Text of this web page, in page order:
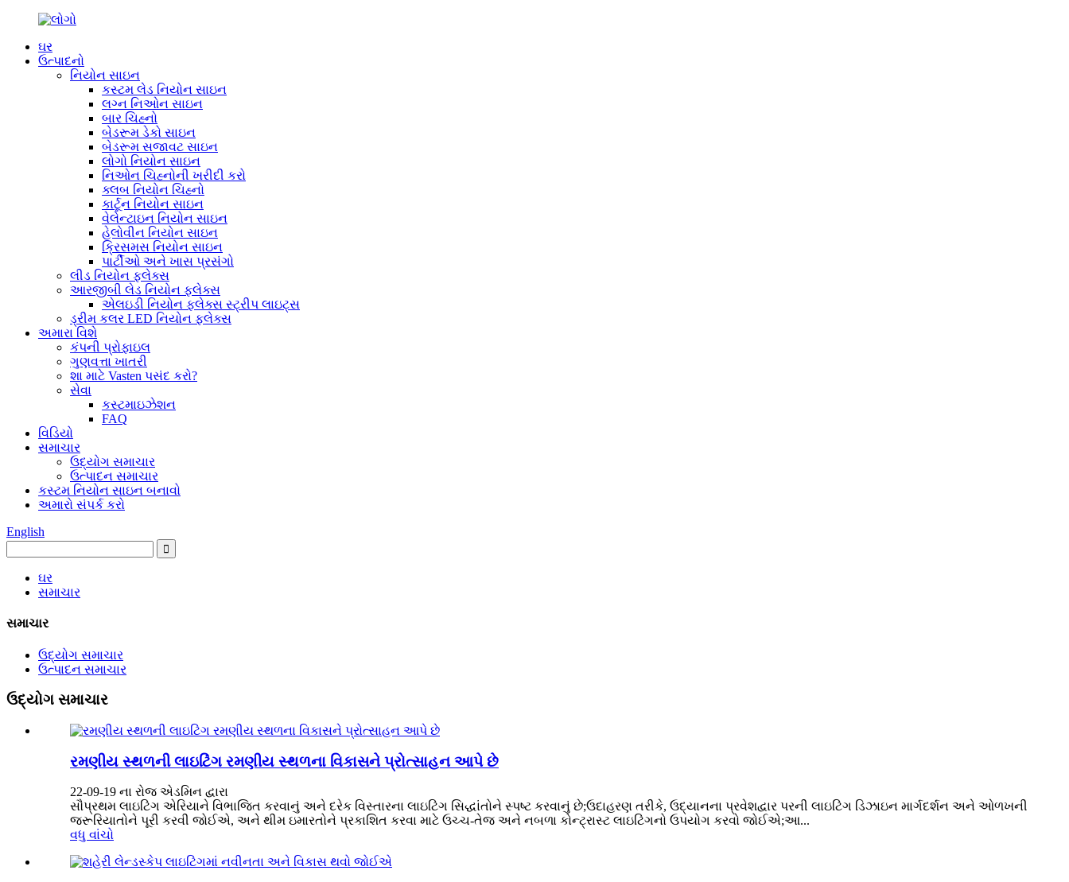
ઘર
ઉત્પાદનો
નિયોન સાઇન
કસ્ટમ લેડ નિયોન સાઇન
લગ્ન નિઓન સાઇન
બાર ચિહ્નો
બેડરૂમ ડેકો સાઇન
બેડરૂમ સજાવટ સાઇન
લોગો નિયોન સાઇન
નિઓન ચિહ્નોની ખરીદી કરો
ક્લબ નિયોન ચિહ્નો
કાર્ટૂન નિયોન સાઇન
વેલેન્ટાઇન નિયોન સાઇન
હેલોવીન નિયોન સાઇન
ક્રિસમસ નિયોન સાઇન
પાર્ટીઓ અને ખાસ પ્રસંગો
લીડ નિયોન ફ્લેક્સ
આરજીબી લેડ નિયોન ફ્લેક્સ
એલઇડી નિયોન ફ્લેક્સ સ્ટ્રીપ લાઇટ્સ
ડ્રીમ કલર LED નિયોન ફ્લેક્સ
અમારા વિશે
કંપની પ્રોફાઇલ
ગુણવત્તા ખાતરી
શા માટે Vasten પસંદ કરો?
સેવા
કસ્ટમાઇઝેશન
FAQ
વિડિયો
સમાચાર
ઉદ્યોગ સમાચાર
ઉત્પાદન સમાચાર
કસ્ટમ નિયોન સાઇન બનાવો
અમારો સંપર્ક કરો
English
ઘર
સમાચાર
સમાચાર
ઉદ્યોગ સમાચાર
ઉત્પાદન સમાચાર
ઉદ્યોગ સમાચાર
રમણીય સ્થળની લાઇટિંગ રમણીય સ્થળના વિકાસને પ્રોત્સાહન આપે છે
22-09-19 ના રોજ એડમિન દ્વારા
સૌપ્રથમ લાઇટિંગ એરિયાને વિભાજિત કરવાનું અને દરેક વિસ્તારના લાઇટિંગ સિદ્ધાંતોને સ્પષ્ટ કરવાનું છે;ઉદાહરણ તરીકે, ઉદ્યાનના પ્રવેશદ્વાર પરની લાઇટિંગ ડિઝાઇન માર્ગદર્શન અને ઓળખની
જરૂરિયાતોને પૂરી કરવી જોઈએ, અને થીમ ઇમારતોને પ્રકાશિત કરવા માટે ઉચ્ચ-તેજ અને નબળા કોન્ટ્રાસ્ટ લાઇટિંગનો ઉપયોગ કરવો જોઈએ;આ...
વધુ વાંચો